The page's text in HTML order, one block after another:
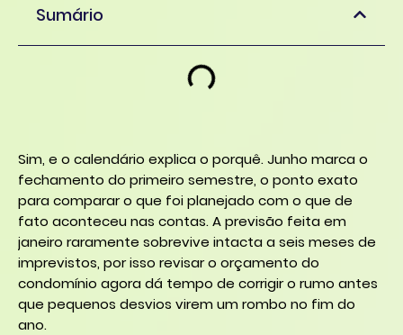
Sumário
Sim, e o calendário explica o porquê. Junho marca o
fechamento do primeiro semestre, o ponto exato
para comparar o que foi planejado com o que de
fato aconteceu nas contas. A previsão feita em
janeiro raramente sobrevive intacta a seis meses de
imprevistos, por isso revisar o orçamento do
condomínio agora dá tempo de corrigir o rumo antes
que pequenos desvios virem um rombo no fim do
ano.